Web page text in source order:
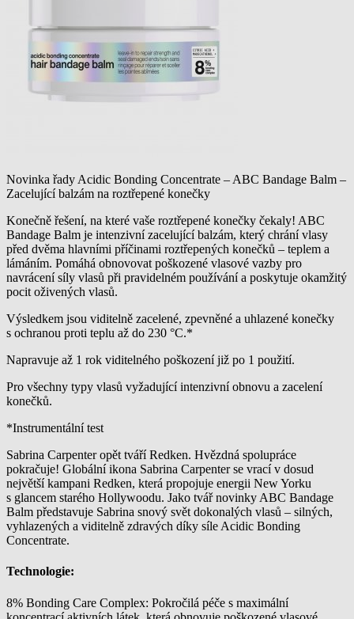
Novinka řady Acidic Bonding Concentrate – ABC Bandage Balm –
Zacelující balzám na roztřepené konečky
Konečně řešení, na které vaše roztřepené konečky čekaly! ABC
Bandage Balm je intenzivní zacelující balzám, který chrání vlasy
před dvěma hlavními příčinami roztřepených konečků – teplem a
lámáním. Pomáhá obnovovat poškozené vlasové vazby pro
navrácení síly vlasů při pravidelném používání a poskytuje okamžitý
pocit oživených vlasů.
Výsledkem jsou viditelně zacelené, zpevněné a uhlazené konečky
s ochranou proti teplu až do 230 °C.*
Napravuje až 1 rok viditelného poškození již po 1 použití.
Pro všechny typy vlasů vyžadující intenzivní obnovu a zacelení
konečků.
*Instrumentální test
Sabrina Carpenter opět tváří Redken. Hvězdná spolupráce
pokračuje! Globální ikona Sabrina Carpenter se vrací v dosud
největší kampani Redken, která propojuje energii New Yorku
s glancem starého Hollywoodu. Jako tvář novinky ABC Bandage
Balm představuje Sabrina snový svět dokonalých vlasů – silných,
vyhlazených a viditelně zdravých díky síle Acidic Bonding
Concentrate.
Technologie:
8% Bonding Care Complex: Pokročilá péče s maximální